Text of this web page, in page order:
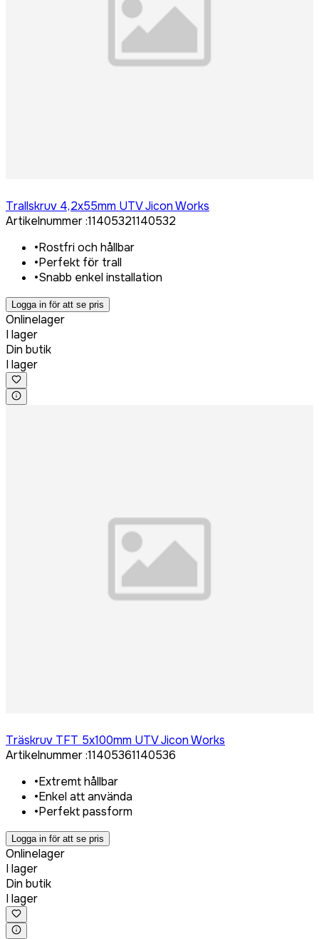
Trallskruv 4,2x55mm UTV Jicon Works
Artikelnummer:11405321140532
•Rostfri och hållbar
•Perfekt för trall
•Snabb enkel installation
Logga in för att se pris
Onlinelager
I lager
Din butik
I lager
Träskruv TFT 5x100mm UTV Jicon Works
Artikelnummer:11405361140536
•Extremt hållbar
•Enkel att använda
•Perfekt passform
Logga in för att se pris
Onlinelager
I lager
Din butik
I lager